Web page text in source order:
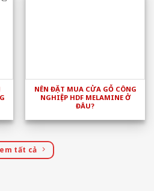
NÊN ĐẶT MUA CỬA GỖ CÔNG
NGHIỆP HDF MELAMINE Ở
ĐÂU?
tất cả